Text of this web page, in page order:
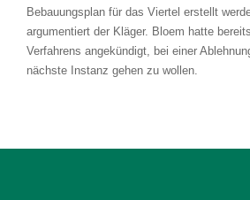
Bebauungsplan für das Viertel erstellt
argumentiert der Kläger. Bloem hatte
Verfahrens angekündigt, bei einer
nächste Instanz gehen zu wollen.